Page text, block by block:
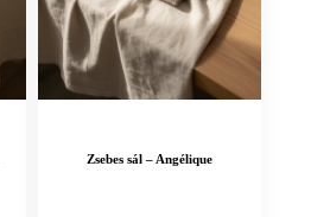
Zsebes sál – Angélique